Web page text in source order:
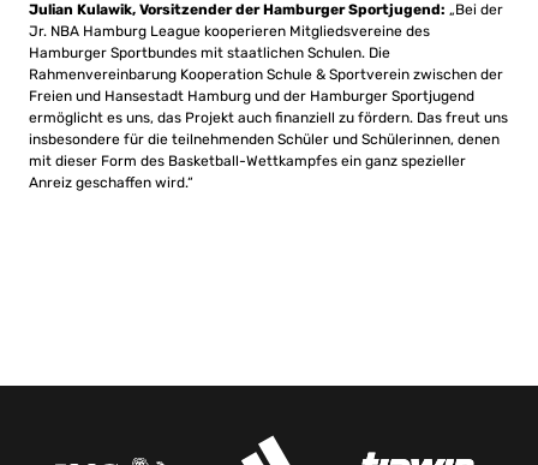
Julian Kulawik, Vorsitzender der Hamburger Sportjugend: „Bei der
Jr. NBA Hamburg League kooperieren Mitgliedsvereine des
Hamburger Sportbundes mit staatlichen Schulen. Die
Rahmenvereinbarung Kooperation Schule & Sportverein zwischen der
Freien und Hansestadt Hamburg und der Hamburger Sportjugend
ermöglicht es uns, das Projekt auch finanziell zu fördern. Das freut uns
insbesondere für die teilnehmenden Schüler und Schülerinnen, denen
mit dieser Form des Basketball-Wettkampfes ein ganz spezieller
Anreiz geschaffen wird.“